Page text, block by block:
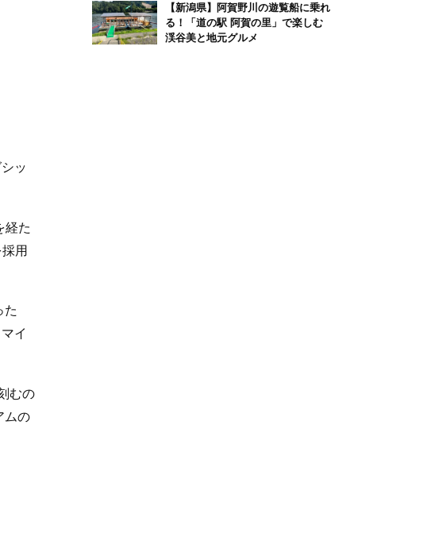
ッ
経た
用
た
イ
むの
ムの
【新潟県】阿賀野川の遊覧船に乗れ
る！「道の駅 阿賀の里」で楽しむ
渓谷美と地元グルメ